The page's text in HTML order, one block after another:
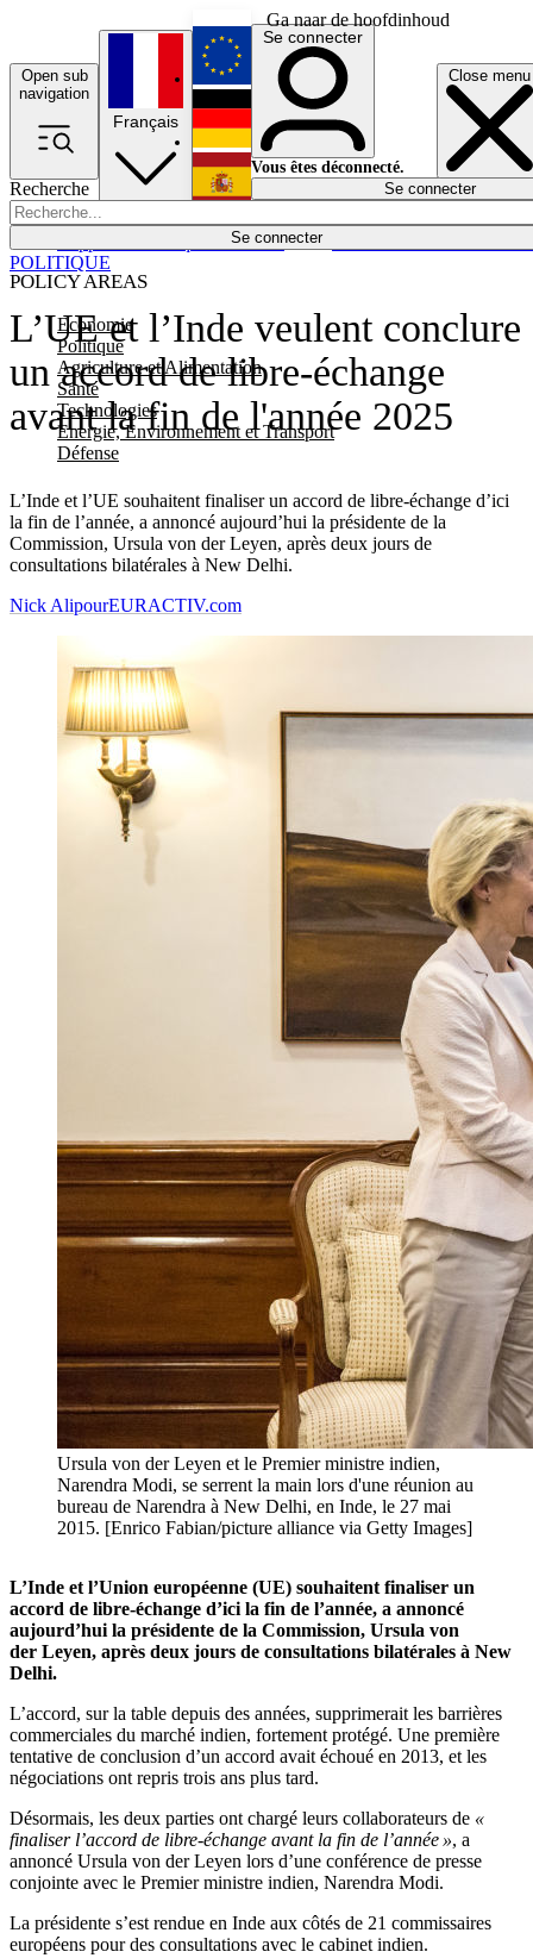
Ga naar de hoofdinhoud
Open sub
navigation
Close menu
Recherche
Se connecter
POLICY AREAS
Economie
Politique
Agriculture et Alimentation
Santé
Technologies
Energie, Environnement et Transport
Défense
Économie
Français
English
Deutsch
Español
Se connecter
Vous êtes déconnecté.
Se connecter
L’UE et l’Inde veulent conclure
un accord de libre-échange
avant la fin de l'année 2025
L’Inde et l’UE souhaitent finaliser un accord de libre-échange d’ici
la fin de l’année, a annoncé aujourd’hui la présidente de la
Commission, Ursula von der Leyen, après deux jours de
consultations bilatérales à New Delhi.
POLITIQUE
Nick AlipourEURACTIV.com
Ursula von der Leyen et le Premier ministre indien,
Narendra Modi, se serrent la main lors d'une réunion au
bureau de Narendra à New Delhi, en Inde, le 27 mai
2015. [Enrico Fabian/picture alliance via Getty Images]
L’Inde et l’Union européenne (UE) souhaitent finaliser un
accord de libre-échange d’ici la fin de l’année, a annoncé
aujourd’hui la présidente de la Commission, Ursula von
der Leyen, après deux jours de consultations bilatérales à New
Delhi.
L’accord, sur la table depuis des années, supprimerait les barrières
commerciales du marché indien, fortement protégé. Une première
tentative de conclusion d’un accord avait échoué en 2013, et les
négociations ont repris trois ans plus tard.
Désormais, les deux parties ont chargé leurs collaborateurs de «
finaliser l’accord de libre-échange avant la fin de l’année », a
annoncé Ursula von der Leyen lors d’une conférence de presse
conjointe avec le Premier ministre indien, Narendra Modi.
La présidente s’est rendue en Inde aux côtés de 21 commissaires
européens pour des consultations avec le cabinet indien.